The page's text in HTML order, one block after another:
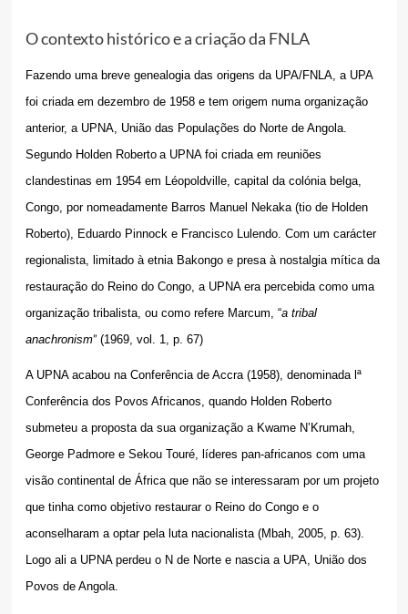
O contexto histórico e a criação da FNLA
Fazendo uma breve genealogia das origens da UPA/FNLA, a UPA
foi criada em dezembro de 1958 e tem origem numa organização
anterior, a UPNA, União das Populações do Norte de Angola.
Segundo Holden Roberto a UPNA foi criada em reuniões
clandestinas em 1954 em Léopoldville, capital da colónia belga,
Congo, por nomeadamente Barros Manuel Nekaka (tio de Holden
Roberto), Eduardo Pinnock e Francisco Lulendo. Com um carácter
regionalista, limitado à etnia Bakongo e presa à nostalgia mítica da
restauração do Reino do Congo, a UPNA era percebida como uma
organização tribalista, ou como refere Marcum, “a tribal
anachronism” (1969, vol. 1, p. 67)
A UPNA acabou na Conferência de Accra (1958), denominada lª
Conferência dos Povos Africanos, quando Holden Roberto
submeteu a proposta da sua organização a Kwame N’Krumah,
George Padmore e Sekou Touré, líderes pan-africanos com uma
visão continental de África que não se interessaram por um projeto
que tinha como objetivo restaurar o Reino do Congo e o
aconselharam a optar pela luta nacionalista (Mbah, 2005, p. 63).
Logo ali a UPNA perdeu o N de Norte e nascia a UPA, União dos
Povos de Angola.